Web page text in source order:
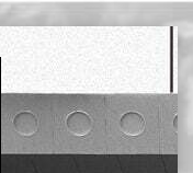
Skip
content